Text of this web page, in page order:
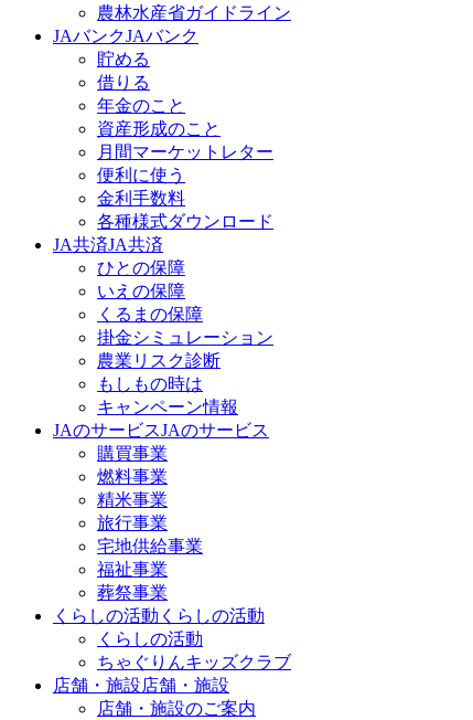
農林水産省ガイドライン
JAバンクJAバンク
貯める
借りる
年金のこと
資産形成のこと
月間マーケットレター
便利に使う
金利手数料
各種様式ダウンロード
JA共済JA共済
ひとの保障
いえの保障
くるまの保障
掛金シミュレーション
農業リスク診断
もしもの時は
キャンペーン情報
JAのサービスJAのサービス
購買事業
燃料事業
精米事業
旅行事業
宅地供給事業
福祉事業
葬祭事業
くらしの活動 くらしの活動
くらしの活動
ちゃぐりんキッズクラブ
店舗・施設店舗・施設
店舗・施設のご案内